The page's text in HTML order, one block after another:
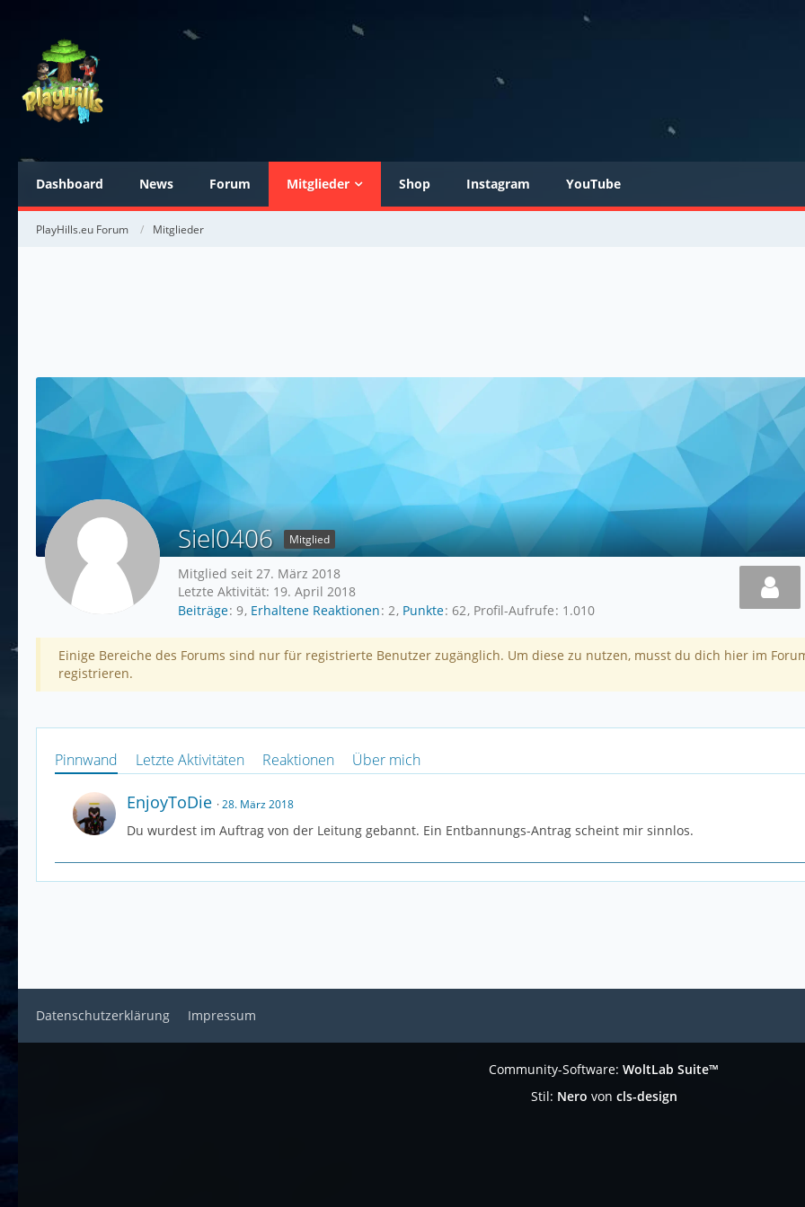
Dashboard News Forum Mitglieder Shop Instagram YouTube
PlayHills.eu Forum Mitglieder
Siel0406 Mitglied
Mitglied seit 27. März 2018
Letzte Aktivität: 19. April 2018
Beiträge 9 Erhaltene Reaktionen 2 Punkte 62 Profil-Aufrufe 1.010
Einige Bereiche des Forums sind nur für registrierte Benutzer zugänglich. Um diese zu nutzen, musst du dich hier im
registrieren.
Pinnwand Letzte Aktivitäten Reaktionen Über mich
EnjoyToDie 28. März 2018
Du wurdest im Auftrag von der Leitung gebannt. Ein Entbannungs-Antrag scheint mir sinnlos.
Datenschutzerklärung Impressum
Community-Software: WoltLab Suite™
Stil: Nero von cls-design